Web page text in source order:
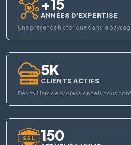
ANNÉES D'EXPERTISE
Une présence historique dans le
5K
CLIENTS ACTIFS
Des milliers de professionnels nous
150